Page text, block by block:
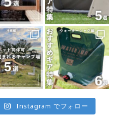
Instagram でフォロー